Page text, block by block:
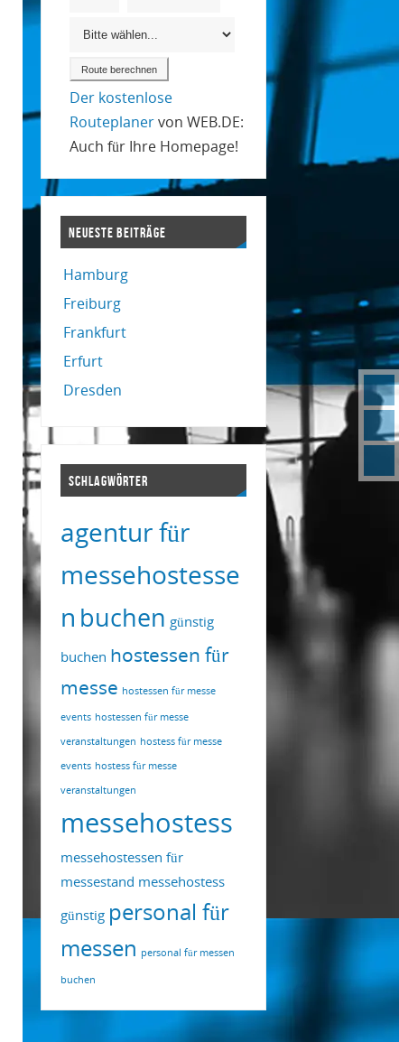
Der kostenlose
Routeplanervon WEB.DE:
Auch für Ihre Homepage!
NEUESTE BEITRÄGE
Hamburg
Freiburg
Frankfurt
Erfurt
Dresden
SCHLAGWÖRTER
agentur für
messehostesse
n buchen günstig
buchen hostessen für
messe hostessen für messe
events hostessen für messe
veranstaltungen hostess für messe
events hostess für messe
veranstaltungen
messehostess
messehostessen für
messestand messehostess
günstig personal für
messen personal für messen
buchen